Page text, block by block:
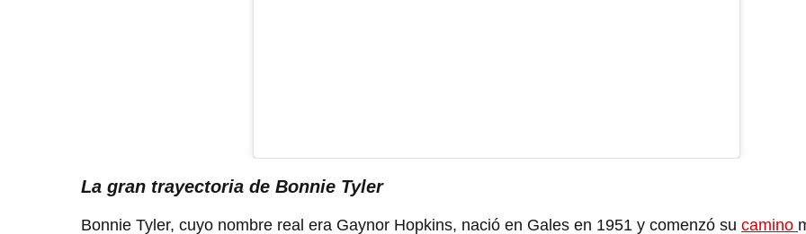
La gran trayectoria de Bonnie Tyler
Bonnie Tyler, cuyo nombre real era Gaynor Hopkins, nació en Gales en 1951 y comenzó su camino